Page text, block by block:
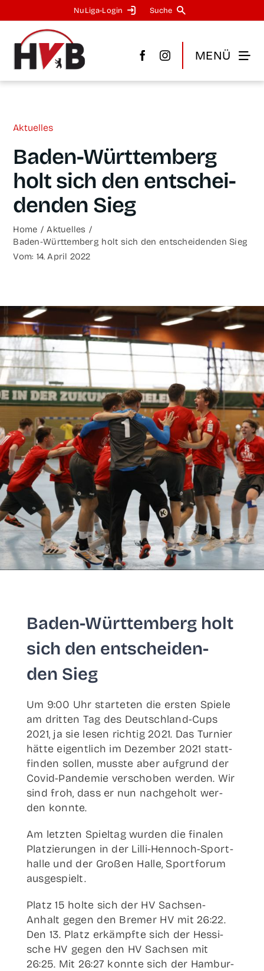
Inhalt
springen
NuLi­­ga-Log­in Suche
MENÜ
Aktu­el­les
Baden-Wür­t­­te­m­­berg
holt sich den ent­schei­
den­den Sieg
Home
Aktu­el­les
Baden-Wür­t­­te­m­­berg holt sich den ent­schei­den­den Sieg
Vom: 14. April 2022
Baden-Wür­t­­te­m­­berg holt
sich den ent­schei­den­
den Sieg
Um 9:00 Uhr star­te­ten die ers­ten Spie­le
am drit­ten Tag des Deut­sch­­land-Cups
2021, ja sie lesen rich­tig 2021. Das Tur­nier
hät­te eigent­lich im Dezem­ber 2021 statt­
fin­den sol­len, muss­te aber auf­grund der
Covid-Pan­­de­­mie ver­scho­ben wer­den. Wir
sind froh, dass er nun nach­ge­holt wer­
den konnte.
Am letz­ten Spiel­tag wur­den die fina­len
Plat­zie­run­gen in der Lil­­li-Hen­­noch-Spor­t­
hal­­le und der Gro­ßen Hal­le, Sport­fo­rum
ausgespielt.
Platz 15 hol­te sich der HV Sach­­sen-
Anhalt gegen den Bre­mer HV mit 26:22.
Den 13. Platz erkämpf­te sich der Hes­si­
sche HV gegen den HV Sach­sen mit
26:25. Mit 26:27 konn­te sich der Ham­bur­